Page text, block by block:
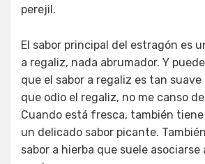
perejil.
El sabor principal del estragón es
a regaliz, nada abrumador. Y
que el sabor a regaliz es tan
que odio el regaliz, no me canso
Cuando está fresca, también
un delicado sabor picante.
sabor a hierba que suele asociarse